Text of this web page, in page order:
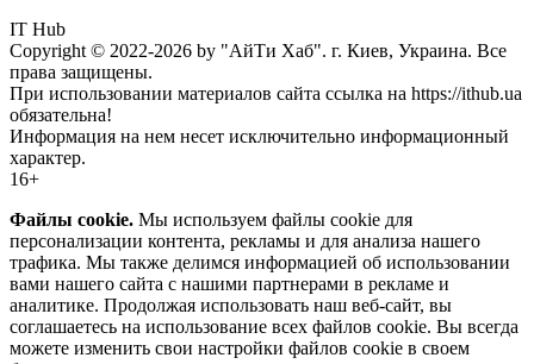
IT Hub
Copyright © 2022-2026 by "АйТи Хаб". г. Киев, Украина. Все
права защищены.
При использовании материалов сайта ссылка на https://ithub.ua
обязательна!
Информация на нем несет исключительно информационный
характер.
16+
Файлы cookie. Мы используем файлы cookie для
персонализации контента, рекламы и для анализа нашего
трафика. Мы также делимся информацией об использовании
вами нашего сайта с нашими партнерами в рекламе и
аналитике. Продолжая использовать наш веб-сайт, вы
соглашаетесь на использование всех файлов cookie. Вы всегда
можете изменить свои настройки файлов cookie в своем